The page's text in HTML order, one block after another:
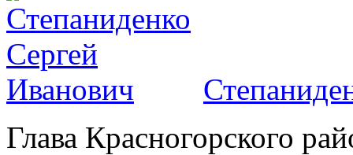
Глава Красногорского